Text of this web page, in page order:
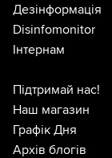
Дезінформація
Disinfomonitor
Інтернам
Підтримай нас!
Наш магазин
Графік Дня
Архів блогів